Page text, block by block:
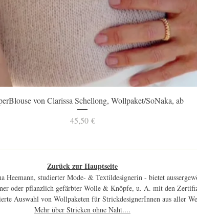
Schnellansicht
von Clarissa Schellong, Wollpaket/SoNaka, ab
Preis
45,50 €
Zurück zur Hauptseite
studierter Mode- & Textildesignerin - bietet
oder pflanzlich gefärbter Wolle & Knöpfe, u. A. mit den
Auswahl von Wollpaketen für StrickdesignerInnen aus aller
Mehr über Stricken ohne Naht....